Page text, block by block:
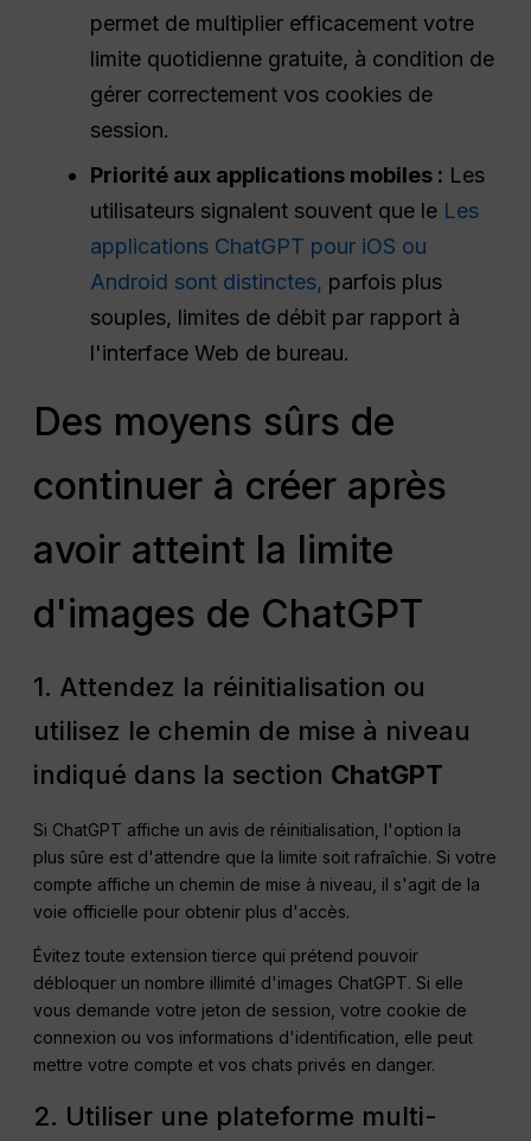
permet de multiplier efficacement votre
limite quotidienne gratuite, à condition de
gérer correctement vos cookies de
session.
Priorité aux applications mobiles : Les
utilisateurs signalent souvent que le Les
applications ChatGPT pour iOS ou
Android sont distinctes, parfois plus
souples, limites de débit par rapport à
l'interface Web de bureau.
Des moyens sûrs de
continuer à créer après
avoir atteint la limite
d'images de ChatGPT
1. Attendez la réinitialisation ou
utilisez le chemin de mise à niveau
indiqué dans la section ChatGPT
Si ChatGPT affiche un avis de réinitialisation, l'option la
plus sûre est d'attendre que la limite soit rafraîchie. Si votre
compte affiche un chemin de mise à niveau, il s'agit de la
voie officielle pour obtenir plus d'accès.
Évitez toute extension tierce qui prétend pouvoir
débloquer un nombre illimité d'images ChatGPT. Si elle
vous demande votre jeton de session, votre cookie de
connexion ou vos informations d'identification, elle peut
mettre votre compte et vos chats privés en danger.
2. Utiliser une plateforme multi-